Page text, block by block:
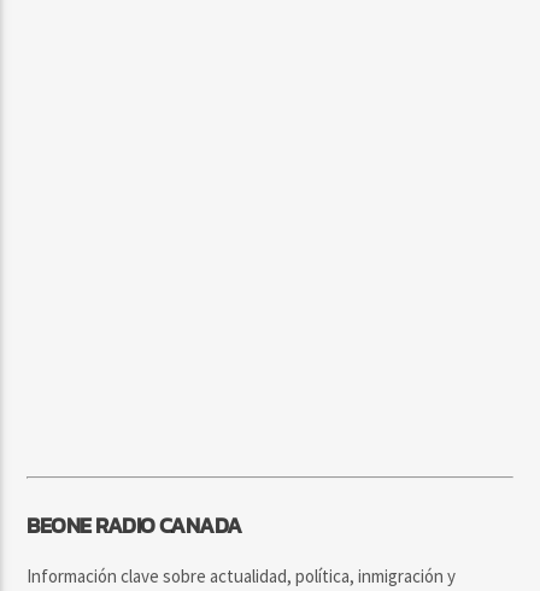
BEONE RADIO CANADA
Información clave sobre actualidad, política, inmigración y